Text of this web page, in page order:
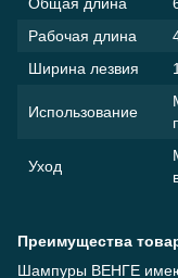
Рабочая длина
Ширина лезвия
Использование
Уход
Преимущества
Шампуры ВЕНГЕ